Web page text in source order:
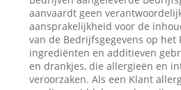
aanvaardt geen
aansprakelijkheid voor de
van de Bedrijfsgegevens op
ingrediënten en additieven
en drankjes, die allergieën en
veroorzaken. Als een Klant